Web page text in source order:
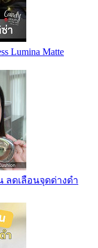
Lumina Matte
ลดเลือนจุดด่างดำ